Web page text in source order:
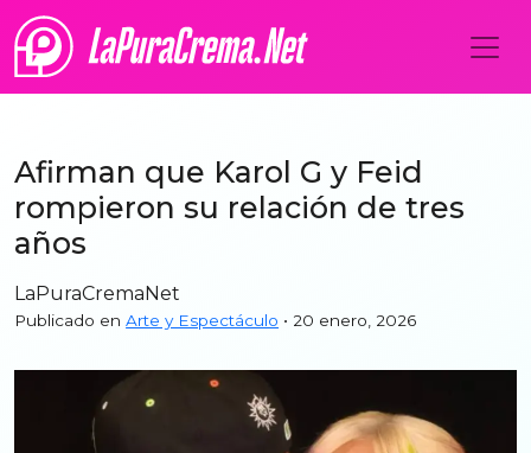
Afirman que Karol G y Feid
rompieron su relación de tres
años
LaPuraCremaNet
Publicado en Arte y Espectáculo • 20 enero, 2026